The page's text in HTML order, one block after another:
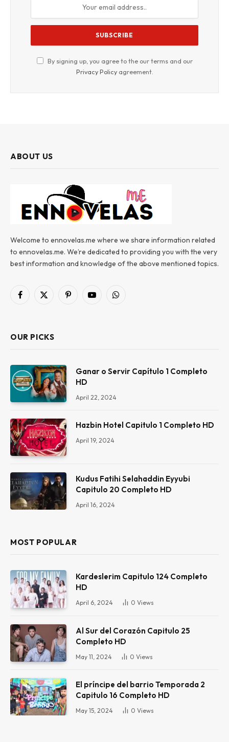
By signing up, you agree to the our terms and our
Privacy Policyagreement.
ABOUT US
Welcome to ennovelas.me where we share information related
to ennovelas.me. We’re dedicated to providing you with the very
best information and knowledge of the above mentioned topics.
Facebook
X
PinterestYouTubeWhatsApp
OUR PICKS
Ganar o Servir Capítulo 1 Completo
HD
April 22, 2024
Hazbin Hotel Capitulo 1 Completo HD
April 19, 2024
Kudus Fatihi Selahaddin Eyyubi
Capitulo 20 Completo HD
April 16, 2024
MOST POPULAR
Kardeslerim Capitulo 124 Completo
HD
April 6, 2024 0 Views
Al Sur del Corazón Capitulo 25
Completo HD
May 11, 2024 0 Views
El príncipe del barrio Temporada 2
Capitulo 16 Completo HD
May 15, 2024 0 Views